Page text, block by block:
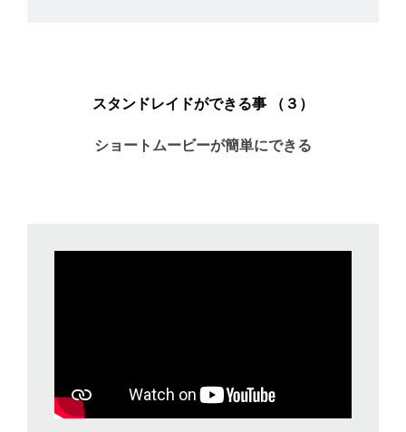
スタンドレイドができる事 （３）
ショートムービーが簡単にできる